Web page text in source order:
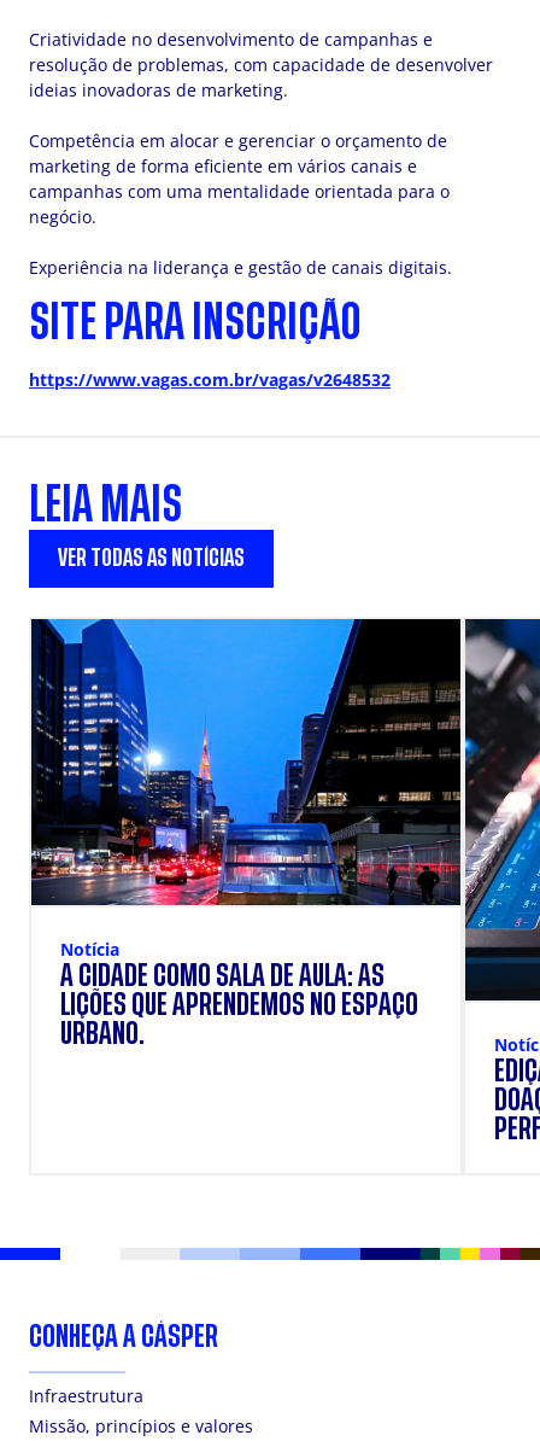
Criatividade no desenvolvimento de campanhas e
resolução de problemas, com capacidade de desenvolver
ideias inovadoras de marketing.
Competência em alocar e gerenciar o orçamento de
marketing de forma eficiente em vários canais e
campanhas com uma mentalidade orientada para o
negócio.
Experiência na liderança e gestão de canais digitais.
SITE PARA INSCRIÇÃO
https://www.vagas.com.br/vagas/v2648532
LEIA MAIS
VER TODAS AS NOTÍCIAS
Notícia
A CIDADE COMO SALA DE AULA: AS
LIÇÕES QUE APRENDEMOS NO ESPAÇO
URBANO.
CONHEÇA A CÁSPER
Infraestrutura
Missão, princípios e valores